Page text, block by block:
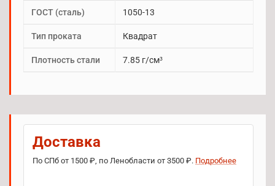
ГОСТ (сталь) 1050-13
Тип проката Квадрат
Плотность стали 7.85 г/см³
Доставка
По СПб от 1500 ₽, по Ленобласти от 3500 ₽. Подробнее